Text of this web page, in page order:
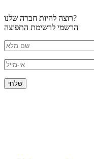
רוצה להיות חברה שלנו?
הרשמי לרשימת התפוצה